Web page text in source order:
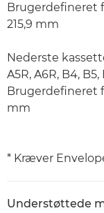
Brugerdefineret
215,9 mm
Nederste
A5R, A6R, B4, B5,
Brugerdefineret
mm
* Kræver
Understøttede